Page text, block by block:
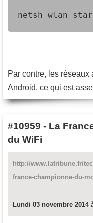
netsh wlan
Par contre, les
Android, ce qui est
#10959 - La
du WiFi
http://www.latribune.fr/
france-championne-du-
Lundi 03 novembre 2014